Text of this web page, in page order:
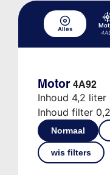
Alles
Motor 4A92
Inhoud 4,2 liter
Inhoud filter
Normaal
wis filters